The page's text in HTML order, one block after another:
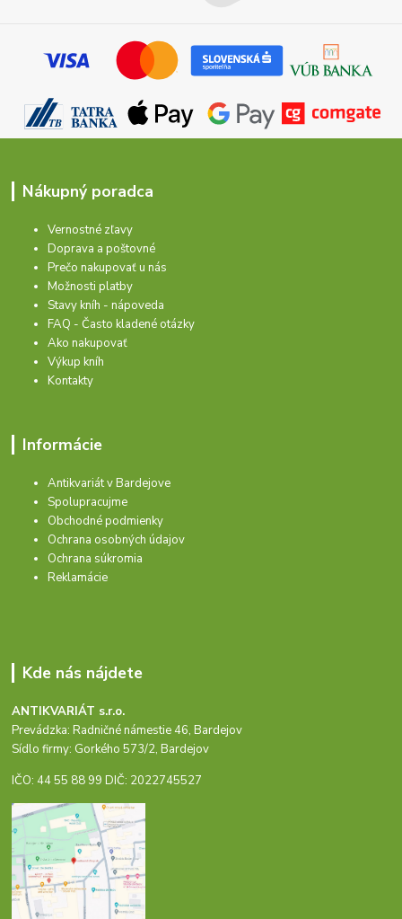
Nákupný poradca
Vernostné zľavy
Doprava a poštovné
Prečo nakupovať u nás
Možnosti platby
Stavy kníh - nápoveda
FAQ - Často kladené otázky
Ako nakupovať
Výkup kníh
Kontakty
Informácie
Antikvariát v Bardejove
Spolupracujme
Obchodné podmienky
Ochrana osobných údajov
Ochrana súkromia
Reklamácie
Kde nás nájdete
ANTIKVARIÁT s.r.o.
Prevádzka: Radničné námestie 46, Bardejov
Sídlo firmy: Gorkého 573/2, Bardejov
IČO: 44 55 88 99 DIČ: 2022745527